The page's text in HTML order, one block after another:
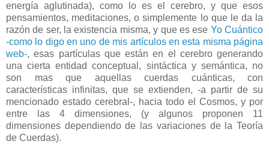
energía aglutinada), como lo es el cerebro, y que esos
pensamientos, meditaciones, o simplemente lo que le da la
razón de ser, la existencia misma, y que es ese Yo Cuántico
-como lo digo en uno de mis artículos en esta misma página
web-, esas partículas que están en el cerebro generando
una cierta entidad conceptual, sintáctica y semántica, no
son mas que aquellas cuerdas cuánticas, con
características infinitas, que se extienden, -a partir de su
mencionado estado cerebral-, hacia todo el Cosmos, y por
entre las 4 dimensiones, (y algunos proponen 11
dimensiones dependiendo de las variaciones de la Teoría
de Cuerdas).